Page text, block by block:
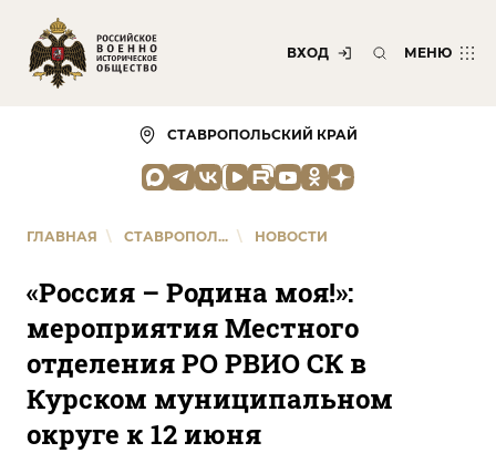
ВХОД МЕНЮ
СТАВРОПОЛЬСКИЙ КРАЙ
ГЛАВНАЯ \ СТАВРОПОЛ... \ НОВОСТИ
«Россия – Родина моя!»:
мероприятия Местного
отделения РО РВИО СК в
Курском муниципальном
округе к 12 июня